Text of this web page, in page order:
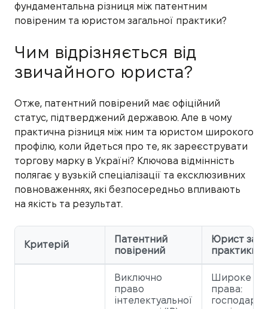
фундаментальна різниця між патентним
повіреним та юристом загальної практики?
Чим відрізняється від
звичайного юриста?
Отже, патентний повірений має офіційний
статус, підтверджений державою. Але в чому
практична різниця між ним та юристом широкого
профілю, коли йдеться про те, як зареєструвати
торгову марку в Україні? Ключова відмінність
полягає у вузькій спеціалізації та ексклюзивних
повноваженнях, які безпосередньо впливають
на якість та результат.
Критерій
Патентний
повірений
Юрист
практики
Виключно
право
інтелектуальної
Широке
права: